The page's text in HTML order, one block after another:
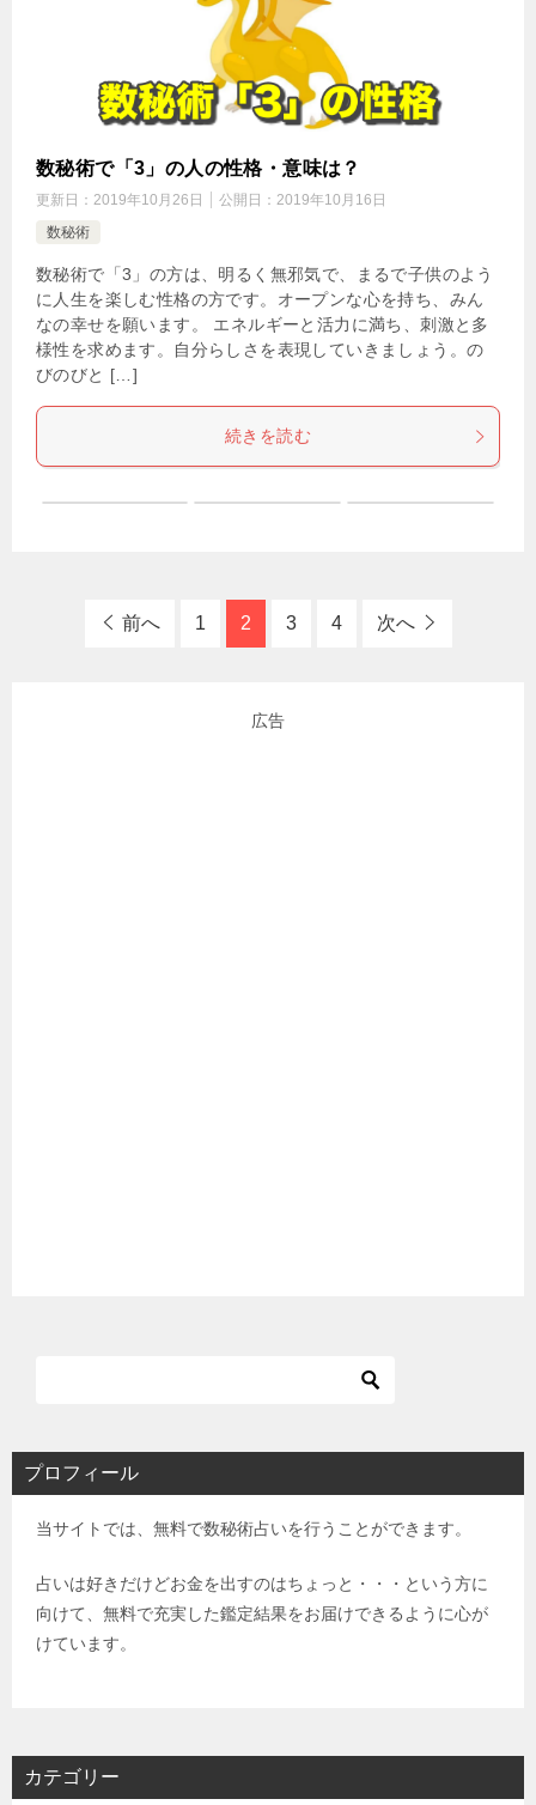
数秘術で「3」の人の性格・意味は？
更新日： 2019年10月26日 公開日： 2019年10月16日
数秘術
数秘術で「3」の方は、明るく無邪気で、まるで子供のよう
に人生を楽しむ性格の方です。オープンな心を持ち、みん
なの幸せを願います。 エネルギーと活力に満ち、刺激と多
様性を求めます。自分らしさを表現していきましょう。の
びのびと […]
続きを読む
前へ 1 2 3 4 次へ
広告
プロフィール
当サイトでは、無料で数秘術占いを行うことができます。
占いは好きだけどお金を出すのはちょっと・・・という方に
向けて、無料で充実した鑑定結果をお届けできるように心が
けています。
カテゴリー